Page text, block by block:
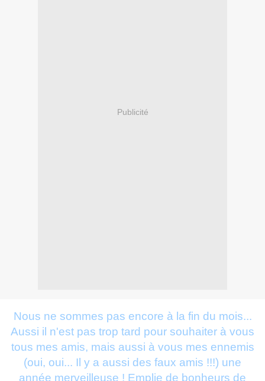
Publicité
Nous ne sommes pas encore à la fin du mois...
Aussi il n'est pas trop tard pour souhaiter à vous
tous mes amis, mais aussi à vous mes ennemis
(oui, oui... Il y a aussi des faux amis !!!) une
année merveilleuse ! Emplie de bonheurs de